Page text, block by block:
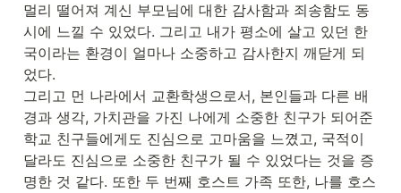
멀리 떨어져 계신 부모님에 대한 감사함과 죄송함도 동
시에 느낄 수 있었다. 그리고 내가 평소에 살고 있던 한
국이라는 환경이 얼마나 소중하고 감사한지 깨닫게 되
었다.
그리고 먼 나라에서 교환학생으로서, 본인들과 다른 배
경과 생각, 가치관을 가진 나에게 소중한 친구가 되어준
학교 친구들에게도 진심으로 고마움을 느꼈고, 국적이
달라도 진심으로 소중한 친구가 될 수 있었다는 것을 증
명한 것 같다. 또한 두 번째 호스트 가족 또한, 나를 호스